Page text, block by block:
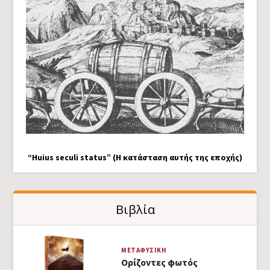
“Huius seculi status” (Η κατάσταση αυτής της εποχής)
Βιβλία
ΜΕΤΑΦΥΣΙΚΉ
Ορίζοντες φωτός